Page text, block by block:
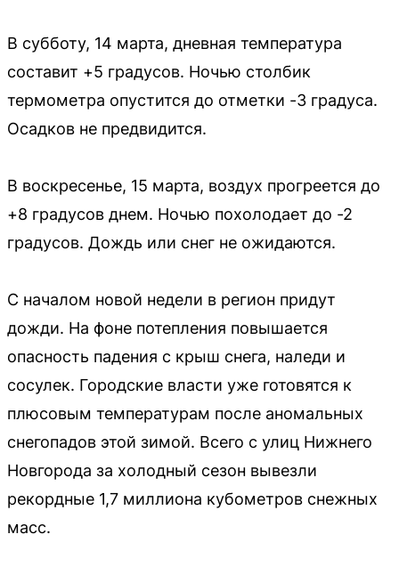
В субботу, 14 марта, дневная температура
составит +5 градусов. Ночью столбик
термометра опустится до отметки -3 градуса.
Осадков не предвидится.
В воскресенье, 15 марта, воздух прогреется до
+8 градусов днем. Ночью похолодает до -2
градусов. Дождь или снег не ожидаются.
С началом новой недели в регион придут
дожди. На фоне потепления повышается
опасность падения с крыш снега, наледи и
сосулек. Городские власти уже готовятся к
плюсовым температурам после аномальных
снегопадов этой зимой. Всего с улиц Нижнего
Новгорода за холодный сезон вывезли
рекордные 1,7 миллиона кубометров снежных
масс.